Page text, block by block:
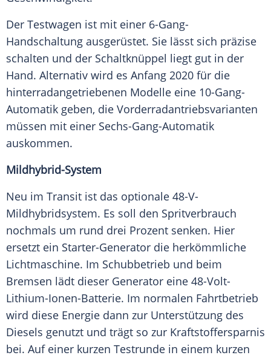
Der Testwagen ist mit einer 6-Gang-
Handschaltung ausgerüstet. Sie lässt sich präzise
schalten und der Schaltknüppel liegt gut in der
Hand. Alternativ wird es Anfang 2020 für die
hinterradangetriebenen Modelle eine 10-Gang-
Automatik geben, die Vorderradantriebsvarianten
müssen mit einer Sechs-Gang-Automatik
auskommen.
Mildhybrid-System
Neu im Transit ist das optionale 48-V-
Mildhybridsystem. Es soll den Spritverbrauch
nochmals um rund drei Prozent senken. Hier
ersetzt ein Starter-Generator die herkömmliche
Lichtmaschine. Im Schubbetrieb und beim
Bremsen lädt dieser Generator eine 48-Volt-
Lithium-Ionen-Batterie. Im normalen Fahrtbetrieb
wird diese Energie dann zur Unterstützung des
Diesels genutzt und trägt so zur Kraftstoffersparnis
bei. Auf einer kurzen Testrunde in einem kurzen